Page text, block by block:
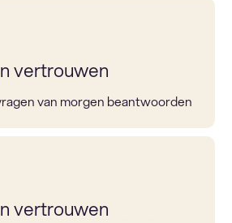
vertrouwen
van morgen beantwoorden
vertrouwen